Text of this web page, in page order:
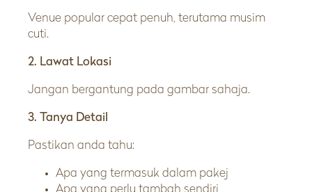
Venue popular cepat penuh, terutama musim
cuti.
2. Lawat Lokasi
Jangan bergantung pada gambar sahaja.
3. Tanya Detail
Pastikan anda tahu:
Apa yang termasuk dalam pakej